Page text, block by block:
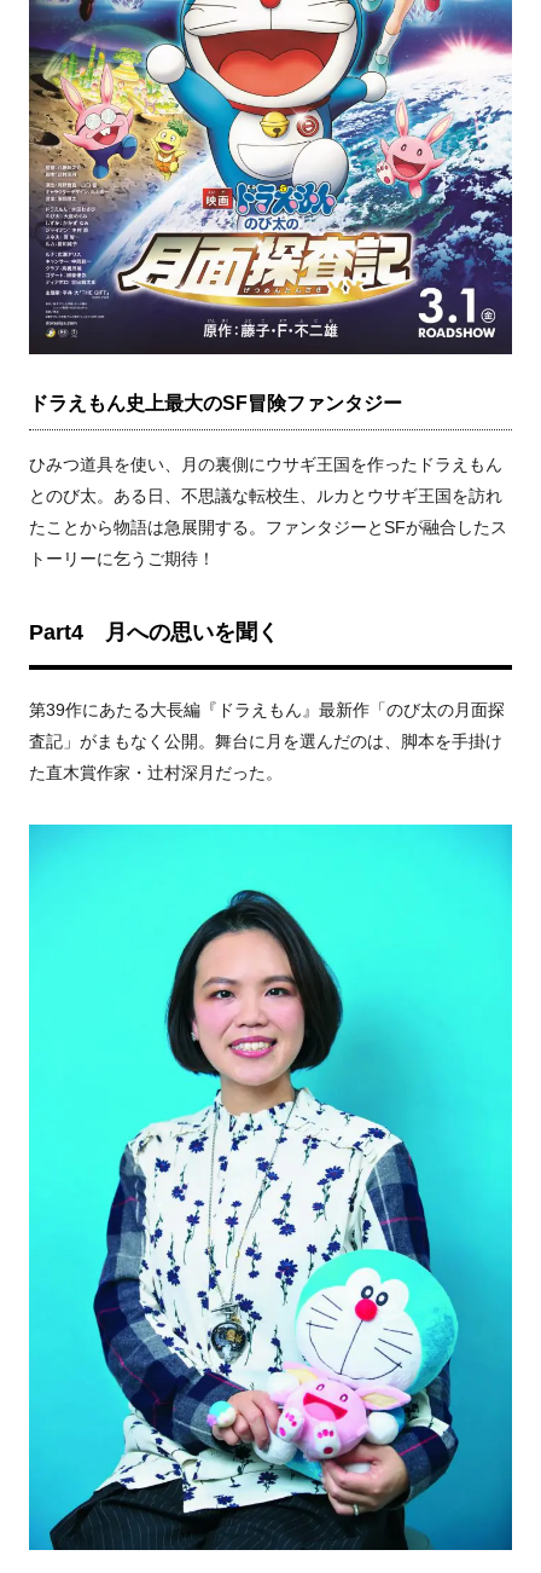
ドラえもん史上最大のSF冒険ファンタジー
ひみつ道具を使い、月の裏側にウサギ王国を作ったドラえもん
とのび太。ある日、不思議な転校生、ルカとウサギ王国を訪れ
たことから物語は急展開する。ファンタジーとSFが融合したス
トーリーに乞うご期待！
Part4 月への思いを聞く
第39作にあたる大長編『ドラえもん』最新作「のび太の月面探
査記」がまもなく公開。舞台に月を選んだのは、脚本を手掛け
た直木賞作家・辻村深月だった。